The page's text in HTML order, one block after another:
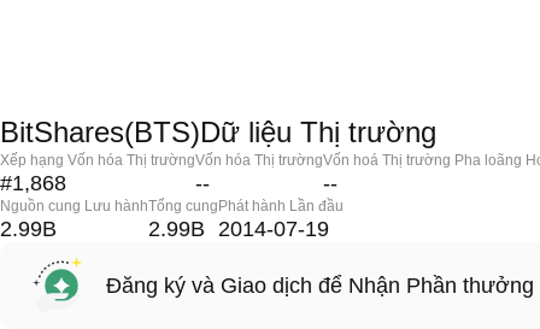
BitShares(BTS)Dữ liệu Thị trường
Xếp hạng Vốn hóa Thị trường
#1,868
Vốn hóa Thị trường
--
Vốn hoá Thị trường Pha loãng
--
Nguồn cung Lưu hành
2.99B
Tổng cung
2.99B
Phát hành Lần đầu
2014-07-19
Đăng ký và Giao dịch để Nhận Phần thưởng